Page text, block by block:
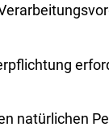
natürlichen